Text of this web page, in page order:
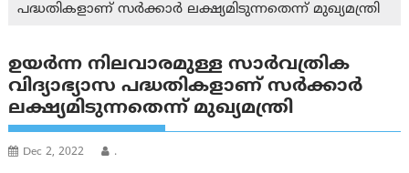
പദ്ധതികളാണ് സര്‍ക്കാര്‍ ലക്ഷ്യമിടുന്നതെന്ന് മുഖ്യമന്ത്രി
ഉയർന്ന നിലവാരമുള്ള സാർവത്രിക
വിദ്യാഭ്യാസ പദ്ധതികളാണ് സര്‍ക്കാര്‍
ലക്ഷ്യമിടുന്നതെന്ന് മുഖ്യമന്ത്രി
Dec 2, 2022 .